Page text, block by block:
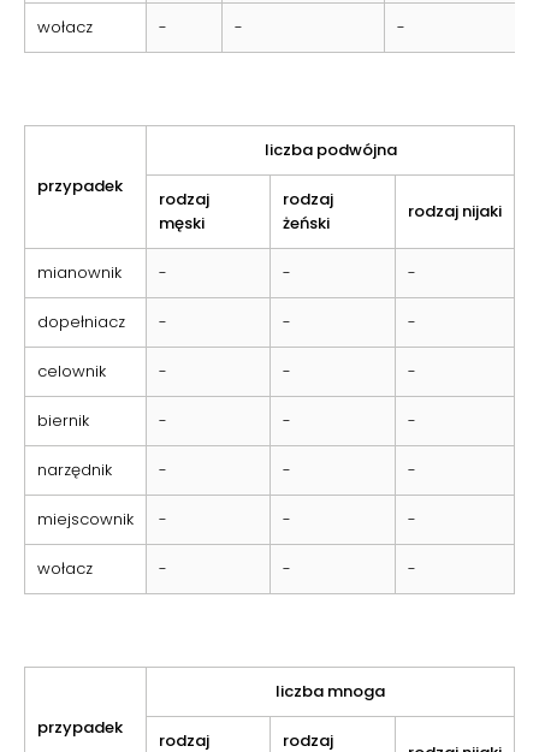
wołacz - - -
przypadek
liczba podwójna
rodzaj
męski
rodzaj
żeński
rodzaj nijaki
mianownik - - -
dopełniacz - - -
celownik - - -
biernik - - -
narzędnik - - -
miejscownik - - -
wołacz - - -
przypadek
liczba mnoga
rodzaj
rodzaj